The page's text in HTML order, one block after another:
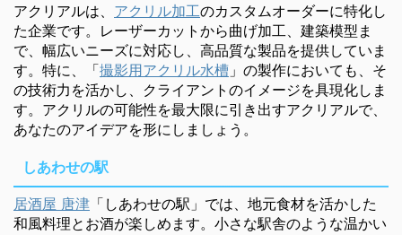
アクリアルは、 アクリル加工のカスタムオーダーに特化し
た企業です。レーザーカットから曲げ加工、建築模型ま
で、幅広いニーズに対応し、高品質な製品を提供していま
す。特に、「撮影用アクリル水槽 」の製作においても、そ
の技術力を活かし、クライアントのイメージを具現化しま
す。アクリルの可能性を最大限に引き出すアクリアルで、
あなたのアイデアを形にしましょう。
しあわせの駅
居酒屋 唐津 「しあわせの駅」では、地元食材を活かした
和風料理とお酒が楽しめます。小さな駅舎のような温かい